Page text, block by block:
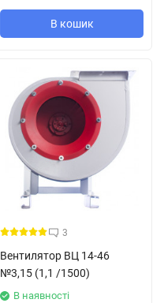
В кошик
3
Вентилятор ВЦ 14-46
№3,15 (1,1 /1500)
В наявності